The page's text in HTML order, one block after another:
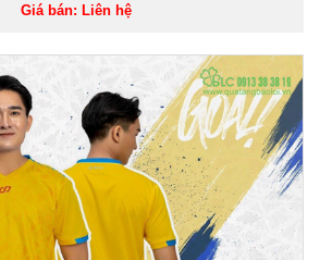
Giá bán: Liên hệ